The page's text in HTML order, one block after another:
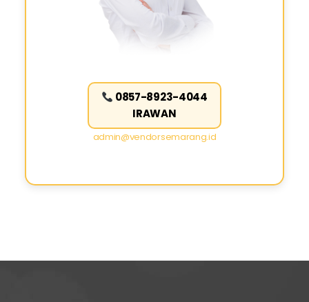
0857-8923-4044
IRAWAN
admin@vendorsemarang.id